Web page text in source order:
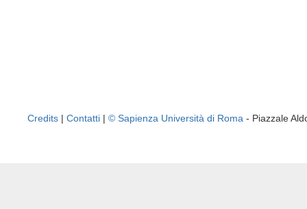
Credits | Contatti | © Sapienza Università di Roma - Piazzale